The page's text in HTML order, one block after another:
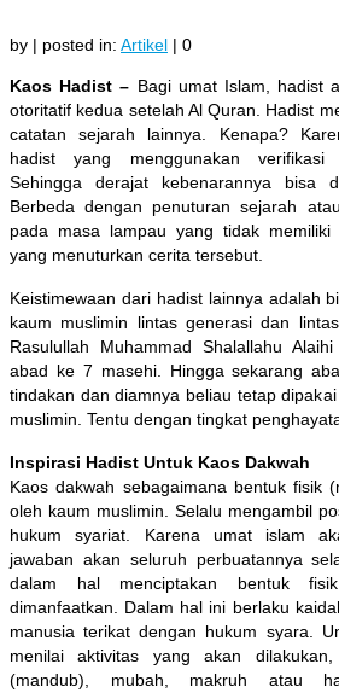
by | posted in: Artikel | 0
Kaos Hadist – Bagi umat Islam, hadist
otoritatif kedua setelah Al Quran. Hadist
catatan sejarah lainnya. Kenapa?
hadist yang menggunakan verifikasi
Sehingga derajat kebenarannya bisa
Berbeda dengan penuturan sejarah
pada masa lampau yang tidak memiliki
yang menuturkan cerita tersebut.
Keistimewaan dari hadist lainnya adalah
kaum muslimin lintas generasi dan
Rasulullah Muhammad Shalallahu
abad ke 7 masehi. Hingga sekarang
tindakan dan diamnya beliau tetap
muslimin. Tentu dengan tingkat
Inspirasi Hadist Untuk Kaos Dakwah
Kaos dakwah sebagaimana bentuk fisik
oleh kaum muslimin. Selalu mengambil
hukum syariat. Karena umat islam
jawaban akan seluruh perbuatannya
dalam hal menciptakan bentuk
dimanfaatkan. Dalam hal ini berlaku
manusia terikat dengan hukum syara.
menilai aktivitas yang akan
(mandub), mubah, makruh atau